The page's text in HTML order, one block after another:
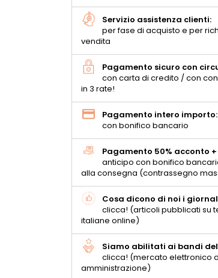
Servizio assistenza clienti:
per fase di acquisto e per
vendita
Pagamento sicuro con
con carta di credito / con
in 3 rate!
Pagamento intero importo:
con bonifico bancario
Pagamento 50% acconto
anticipo con bonifico
alla consegna (contrassegno
Cosa dicono di noi i
clicca! (articoli pubblicati su
italiane online)
Siamo abilitati ai bandi del
clicca! (mercato elettronico
amministrazione)